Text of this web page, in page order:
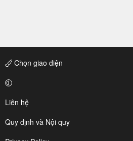
Chọn giao diện
Liên hệ
Quy định và Nội quy